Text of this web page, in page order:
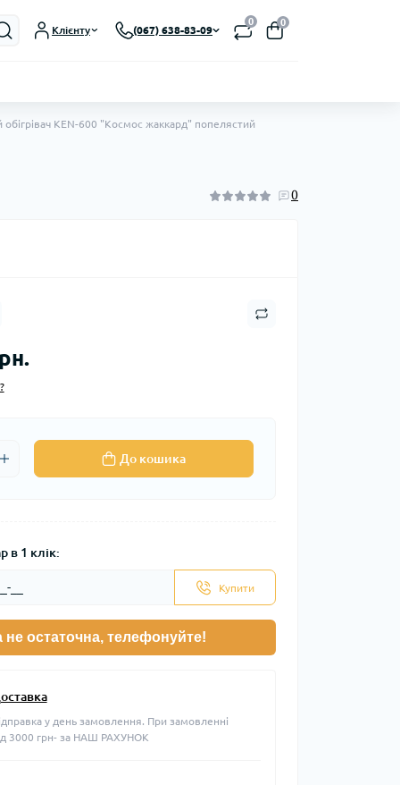
Клієнту (067) 638-83-09
0 0
обігрівач KEN-600 "Космос жаккард" попелястий
0
До кошика
в 1 клік:
Купити
не остаточна, телефонуйте!
у день замовлення. При замовленні
3000 грн- за НАШ РАХУНОК